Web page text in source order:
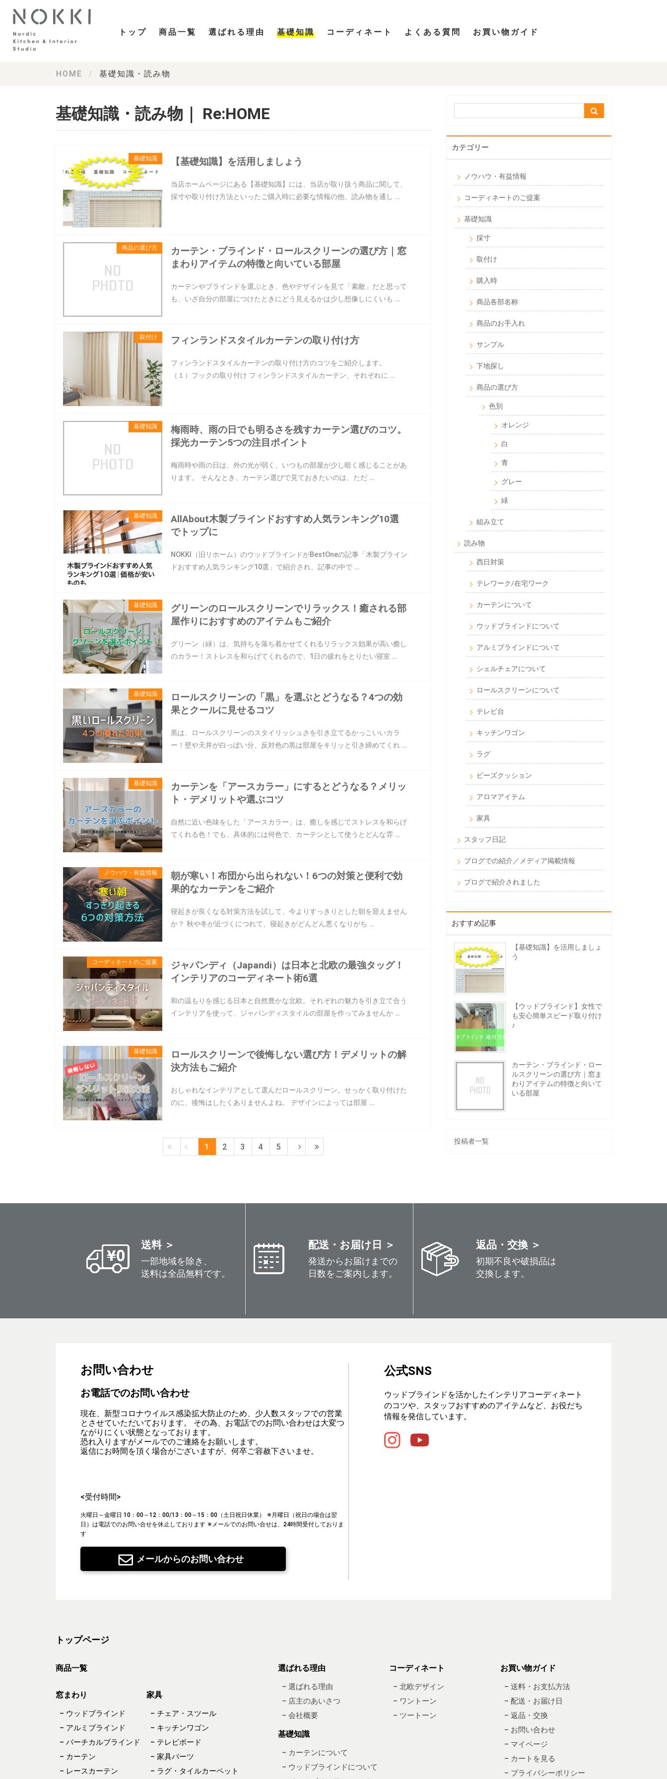
トップ 商品一覧 選ばれる理由 基礎知識 コーディネート よくある質問 お買い物ガイド
HOME 基礎知識・読み物
基礎知識・読み物｜ Re:HOME
基礎知識 【基礎知識】を活用しましょう
当店ホームページにある【基礎知識】には、当店が取り扱う商品に関して、
採寸や取り付け方法といったご購入時に必要な情報の他、読み物を通し …
商品の選び方
カーテン・ブラインド・ロールスクリーンの選び方｜窓
まわりアイテムの特徴と向いている部屋
カーテンやブラインドを選ぶとき、色やデザインを見て「素敵」だと思って
も、いざ自分の部屋につけたときにどう見えるかは少し想像しにくいも …
取付け フィンランドスタイルカーテンの取り付け方
フィンランドスタイルカーテンの取り付け方のコツをご紹介します。
（１）フックの取り付け フィンランドスタイルカーテン、それぞれに …
基礎知識
梅雨時、雨の日でも明るさを残すカーテン選びのコツ。
採光カーテン5つの注目ポイント
梅雨時や雨の日は、外の光が弱く、いつもの部屋が少し暗く感じることがあ
ります。 そんなとき、カーテン選びで見ておきたいのは、ただ …
基礎知識
AllAbout木製ブラインドおすすめ人気ランキング10選
でトップに
NOKKI（旧リホーム）のウッドブラインドがBestOneの記事「木製ブライン
ドおすすめ人気ランキング10選」で紹介され、記事の中で …
基礎知識
グリーンのロールスクリーンでリラックス！癒される部
屋作りにおすすめのアイテムもご紹介
グリーン（緑）は、気持ちを落ち着かせてくれるリラックス効果が高い癒し
のカラー！ストレスを和らげてくれるので、1日の疲れをとりたい寝室 …
基礎知識
ロールスクリーンの「黒」を選ぶとどうなる？4つの効
果とクールに見せるコツ
黒は、ロールスクリーンのスタイリッシュさを引き立てるかっこいいカラ
ー！壁や天井が白っぽい分、反対色の黒は部屋をキリッと引き締めてくれ …
基礎知識
カーテンを「アースカラー」にするとどうなる？メリッ
ト・デメリットや選ぶコツ
自然に近い色味をした「アースカラー」は、癒しを感じてストレスを和らげ
てくれる色！でも、具体的には何色で、カーテンとして使うとどんな雰 …
ノウハウ・有益情報
朝が寒い！布団から出られない！6つの対策と便利で効
果的なカーテンをご紹介
寝起きが良くなる対策方法を試して、今よりすっきりとした朝を迎えません
か？ 秋や冬が近づくにつれて、寝起きがどんどん悪くなりがち …
コーディネートのご提案
ジャパンディ（Japandi）は日本と北欧の最強タッグ！
インテリアのコーディネート術6選
和の温もりを感じる日本と自然豊かな北欧。それぞれの魅力を引き立て合う
インテリアを使って、ジャパンディスタイルの部屋を作ってみませんか …
基礎知識
ロールスクリーンで後悔しない選び方！デメリットの解
決方法もご紹介
おしゃれなインテリアとして選んだロールスクリーン。せっかく取り付けた
のに、後悔はしたくありませんよね。 デザインによっては部屋 …
1 2 3 4 5
カテゴリー
ノウハウ・有益情報
コーディネートのご提案
基礎知識
採寸
取付け
購入時
商品各部名称
商品のお手入れ
サンプル
下地探し
商品の選び方
色別
オレンジ
白
青
グレー
緑
組み立て
読み物
西日対策
テレワーク/在宅ワーク
カーテンについて
ウッドブラインドについて
アルミブラインドについて
シェルチェアについて
ロールスクリーンについて
テレビ台
キッチンワゴン
ラグ
ビーズクッション
アロマアイテム
家具
スタッフ日記
ブログでの紹介／メディア掲載情報
ブログで紹介されました
おすすめ記事
【基礎知識】を活用しましょ
う
【ウッドブラインド】女性で
も安心簡単スピード取り付け
♪
カーテン・ブラインド・ロー
ルスクリーンの選び方｜窓ま
わりアイテムの特徴と向いて
いる部屋
投稿者一覧
送料 ＞
一部地域を除き、
送料は全品無料です。
配送・お届け日 ＞
発送からお届けまでの
日数をご案内します。
返品・交換 ＞
初期不良や破損品は
交換します。
お問い合わせ
お電話でのお問い合わせ
現在、新型コロナウイルス感染拡大防止のため、少人数スタッフでの営業
とさせていただいております。 その為、お電話でのお問い合わせは大変つ
ながりにくい状態となっております。
恐れ入りますがメールでのご連絡をお願いします。
返信にお時間を頂く場合がございますが、何卒ご容赦下さいませ。
<受付時間>
火曜日～金曜日 10：00～12：00/13：00～15：00（土日祝日休業）
※月曜日（祝日の場合は翌
日）は電話でのお問い合せを休止しております ※メールでのお問い合せは、24時間受付しておりま
す
メールからのお問い合わせ
公式SNS
ウッドブラインドを活かしたインテリアコーディネート
のコツや、スタッフおすすめのアイテムなど、お役だち
情報を発信しています。
トップページ
商品一覧
窓まわり
– ウッドブラインド
– アルミブラインド
– バーチカルブラインド
– カーテン
– レースカーテン
家具
– チェア・スツール
– キッチンワゴン
– テレビボード
– 家具パーツ
– ラグ・タイルカーペット
選ばれる理由
– 選ばれる理由
– 店主のあいさつ
– 会社概要
基礎知識
– カーテンについて
– ウッドブラインドについて
コーディネート
– 北欧デザイン
– ワントーン
– ツートーン
お買い物ガイド
– 送料・お支払方法
– 配送・お届け日
– 返品・交換
– お問い合わせ
– マイページ
– カートを見る
– プライバシーポリシー